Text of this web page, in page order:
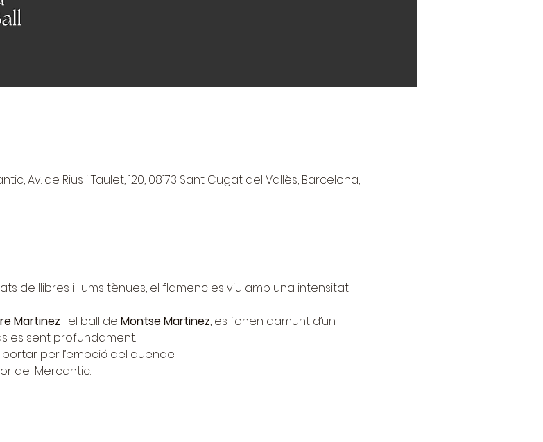
Av. de Rius i Taulet, 120, 08173 Sant Cugat del Vallès, Barcelona,
de llibres i llums tènues, el flamenc es viu amb una intensitat
Martinez i el ball de Montse Martinez, es fonen damunt d’un
es sent profundament.
per l’emoció del duende.
del Mercantic.